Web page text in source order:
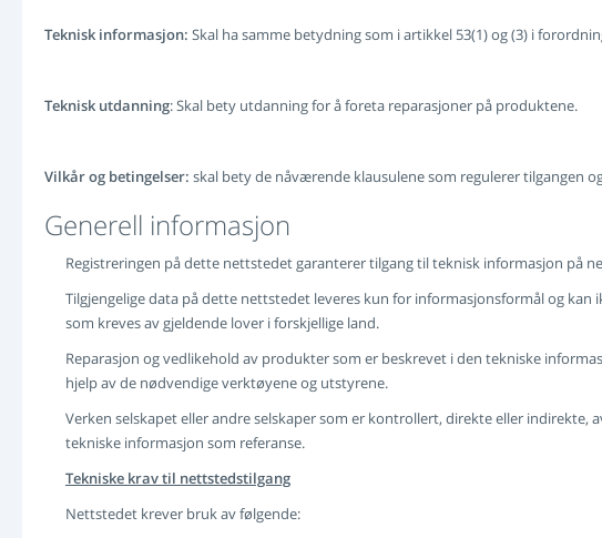
Teknisk informasjon: Skal ha samme betydning som i artikkel 53(1) og (3) i
Teknisk utdanning: Skal bety utdanning for å foreta reparasjoner på produktene.
Vilkår og betingelser: skal bety de nåværende klausulene som regulerer tilgangen
Generell informasjon
Registreringen på dette nettstedet garanterer tilgang til teknisk informasjon på
Tilgjengelige data på dette nettstedet leveres kun for informasjonsformål og
som kreves av gjeldende lover i forskjellige land.
Reparasjon og vedlikehold av produkter som er beskrevet i den tekniske
hjelp av de nødvendige verktøyene og utstyrene.
Verken selskapet eller andre selskaper som er kontrollert, direkte eller
tekniske informasjon som referanse.
Tekniske krav til nettstedstilgang
Nettstedet krever bruk av følgende: